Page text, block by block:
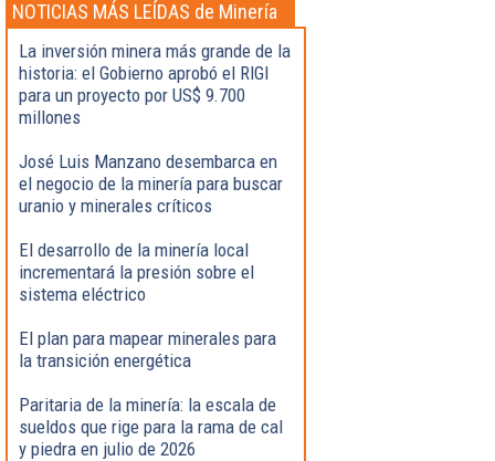
NOTICIAS MÁS LEÍDAS de Minería
La inversión minera más grande de la
historia: el Gobierno aprobó el RIGI
para un proyecto por US$ 9.700
millones
José Luis Manzano desembarca en
el negocio de la minería para buscar
uranio y minerales críticos
El desarrollo de la minería local
incrementará la presión sobre el
sistema eléctrico
El plan para mapear minerales para
la transición energética
Paritaria de la minería: la escala de
sueldos que rige para la rama de cal
y piedra en julio de 2026